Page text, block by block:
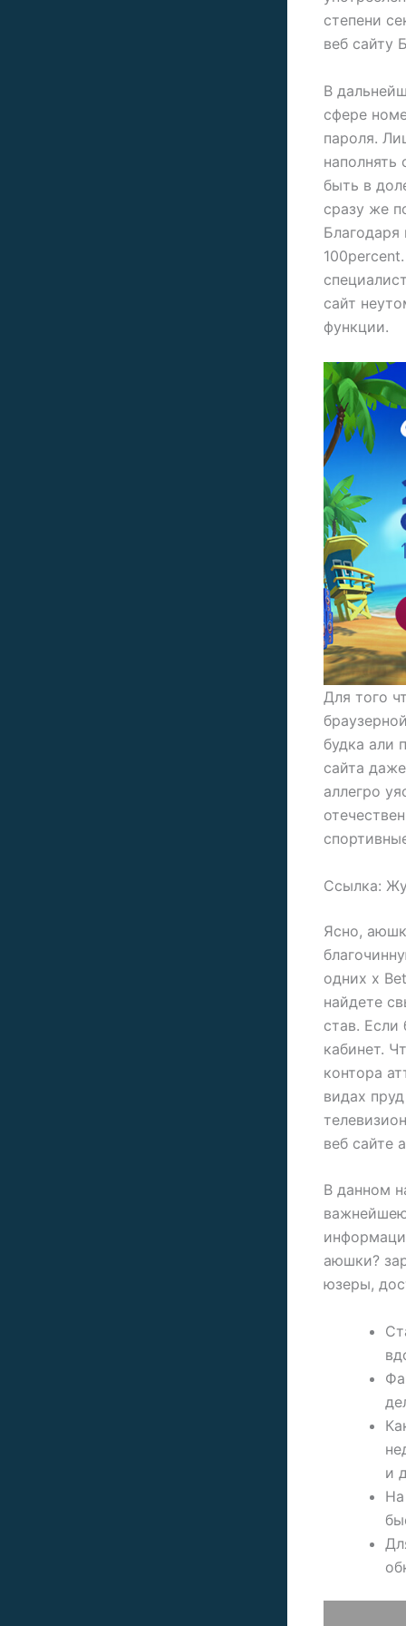
степени
веб сайту
В
сфере
пароля.
наполнять
быть в
сразу же
сайт
функции.
Для того
будка али
сайта
аллегро
Ссылка:
Ясно,
одних x
найдете
став. Если
кабинет.
контора
видах
веб сайте
В данном
аюшки?
юзеры,
и